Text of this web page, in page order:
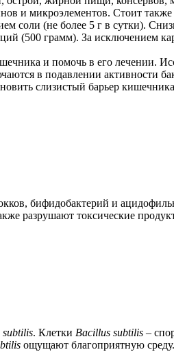
и микроэлементов. Стоит
соли (не более 5 г в сутки).
(500 грамм). За исключением
и помочь в его лечении.
в подавлении активности
слизистый барьер
бифидобактерий и
разрушают токсические
subtilis. Клетки Bacillus subtilis –
ощущают благоприятную